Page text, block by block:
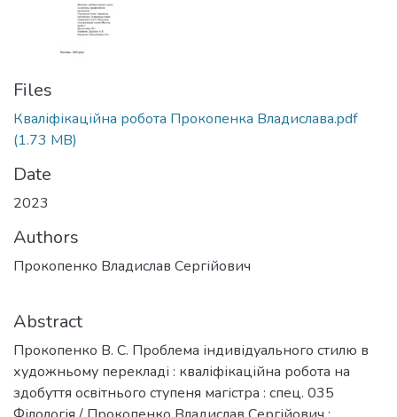
Files
Кваліфікаційна робота Прокопенка Владислава.pdf
(1.73 MB)
Date
2023
Authors
Прокопенко Владислав Сергійович
Abstract
Прокопенко В. С. Проблема індивідуального стилю в
художньому перекладі : кваліфікаційна робота на
здобуття освітнього ступеня магістра : спец. 035